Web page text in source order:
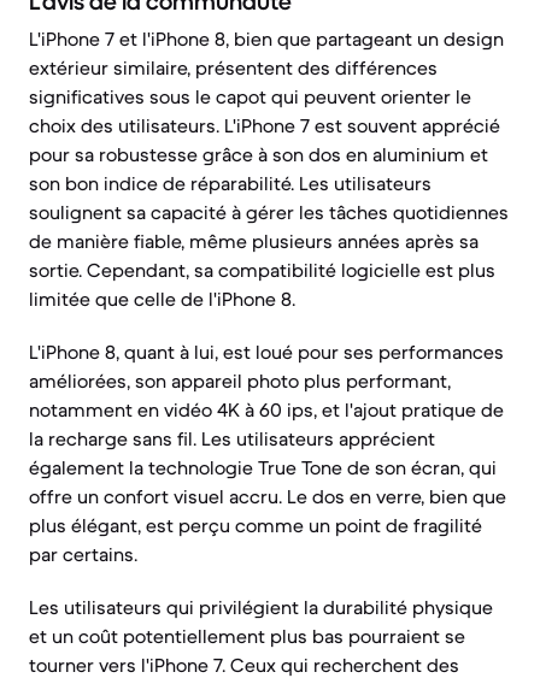
L'iPhone 7 et l'iPhone 8, bien que partageant un design
extérieur similaire, présentent des différences
significatives sous le capot qui peuvent orienter le
choix des utilisateurs. L'iPhone 7 est souvent apprécié
pour sa robustesse grâce à son dos en aluminium et
son bon indice de réparabilité. Les utilisateurs
soulignent sa capacité à gérer les tâches quotidiennes
de manière fiable, même plusieurs années après sa
sortie. Cependant, sa compatibilité logicielle est plus
limitée que celle de l'iPhone 8.
L'iPhone 8, quant à lui, est loué pour ses performances
améliorées, son appareil photo plus performant,
notamment en vidéo 4K à 60 ips, et l'ajout pratique de
la recharge sans fil. Les utilisateurs apprécient
également la technologie True Tone de son écran, qui
offre un confort visuel accru. Le dos en verre, bien que
plus élégant, est perçu comme un point de fragilité
par certains.
Les utilisateurs qui privilégient la durabilité physique
et un coût potentiellement plus bas pourraient se
tourner vers l'iPhone 7. Ceux qui recherchent des